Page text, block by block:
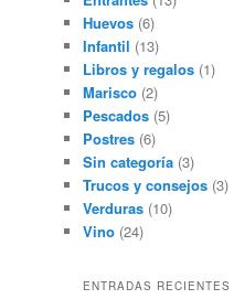
Huevos (6)
Infantil (13)
Libros y regalos (1)
Marisco (2)
Pescados (5)
Postres (6)
Sin categoría (3)
Trucos y consejos (3)
Verduras (10)
Vino (24)
ENTRADAS RECIENTES